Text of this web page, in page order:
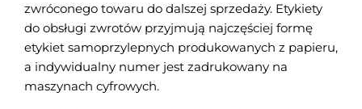
zwróconego towaru do dalszej sprzedaży. Etykiety
do obsługi zwrotów przyjmują najczęściej formę
etykiet samoprzylepnych produkowanych z papieru,
a indywidualny numer jest zadrukowany na
maszynach cyfrowych.